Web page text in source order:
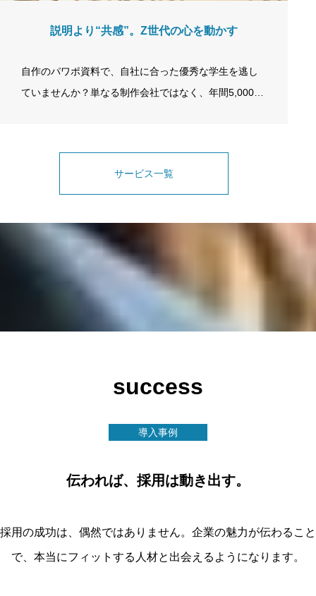
説明より“共感”。Z世代の心を動かす
自作のパワポ資料で、自社に合った優秀な学生を逃し
ていませんか？単なる制作会社ではなく、年間5,000名
投資”をご提案します。 PROBLEM パンフレット こん
なお悩みありませんか？ REASON パンフレット 「会
社に魅力がない」のではありません。魅力が正しく伝
Sや動画に触れ、「情報の質」や「表現の完成度」を瞬
時に見極めています。そのため、資料感の強い自作パ
ンフレットや、数年使い回している古い資料は、無意
サービス一覧
success
導入事例
伝われば、採用は動き出す。
採用の成功は、偶然ではありません。企業の魅力が伝わること
で、本当にフィットする人材と出会えるようになります。